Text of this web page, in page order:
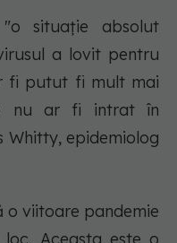
situație absolut
a lovit pentru
fi putut fi mult mai
nu ar fi intrat în
Whitty, epidemiolog
o viitoare pandemie